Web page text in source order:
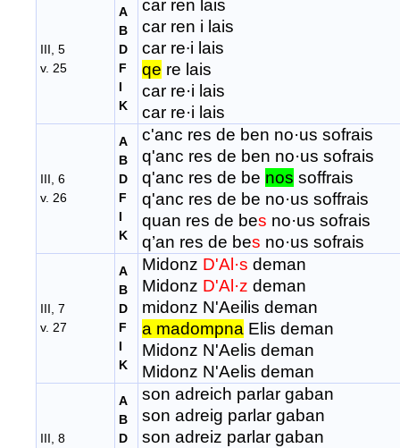
III, 5
v. 25
A
B
D
F
I
K
car ren lais
car ren i lais
car re∙i lais
qe re lais
car re·i lais
car re·i lais
III, 6
v. 26
A
B
D
F
I
K
c'anc res de ben no·us sofrais
q'anc res de ben no·us sofrais
q'anc res de be nos soffrais
q'anc res de be no·us soffrais
quan res de bes no·us sofrais
q’an res de bes no·us sofrais
III, 7
v. 27
A
B
D
F
I
K
Midonz D'Al·s deman
Midonz D'Al·z deman
midonz N'Aeilis deman
a madompna Elis deman
Midonz N'Aelis deman
Midonz N'Aelis deman
III, 8
A
B
D
son adreich parlar gaban
son adreig parlar gaban
son adreiz parlar gaban